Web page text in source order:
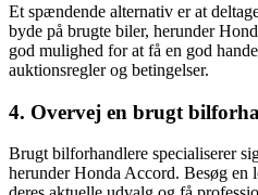
Et spændende alternativ er at
byde på brugte biler, herunder
god mulighed for at få en god
auktionsregler og betingelser.
4. Overvej en brugt
Brugt bilforhandlere specialiserer
herunder Honda Accord. Besøg